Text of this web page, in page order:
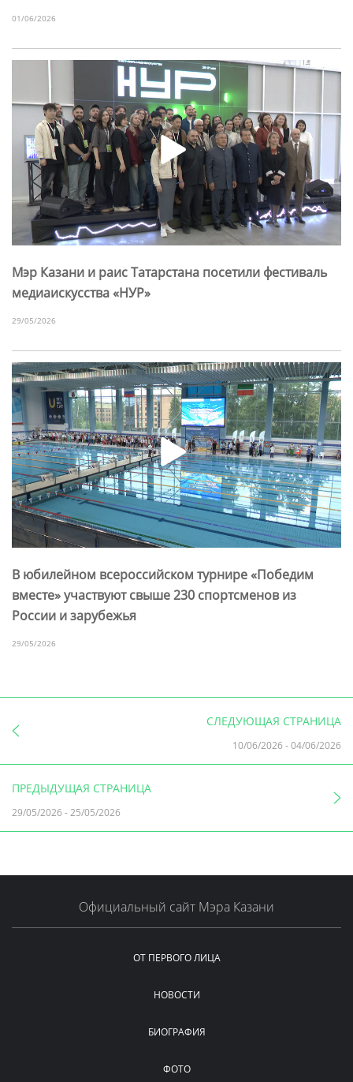
01/06/2026
Мэр Казани и раис Татарстана посетили фестиваль
медиаискусства «НУР»
29/05/2026
В юбилейном всероссийском турнире «Победим
вместе» участвуют свыше 230 спортсменов из
России и зарубежья
29/05/2026
СЛЕДУЮЩАЯ СТРАНИЦА
10/06/2026 -04/06/2026
ПРЕДЫДУЩАЯ СТРАНИЦА
29/05/2026 -25/05/2026
Официальный сайт Мэра Казани
ОТ ПЕРВОГО ЛИЦА
НОВОСТИ
БИОГРАФИЯ
ФОТО